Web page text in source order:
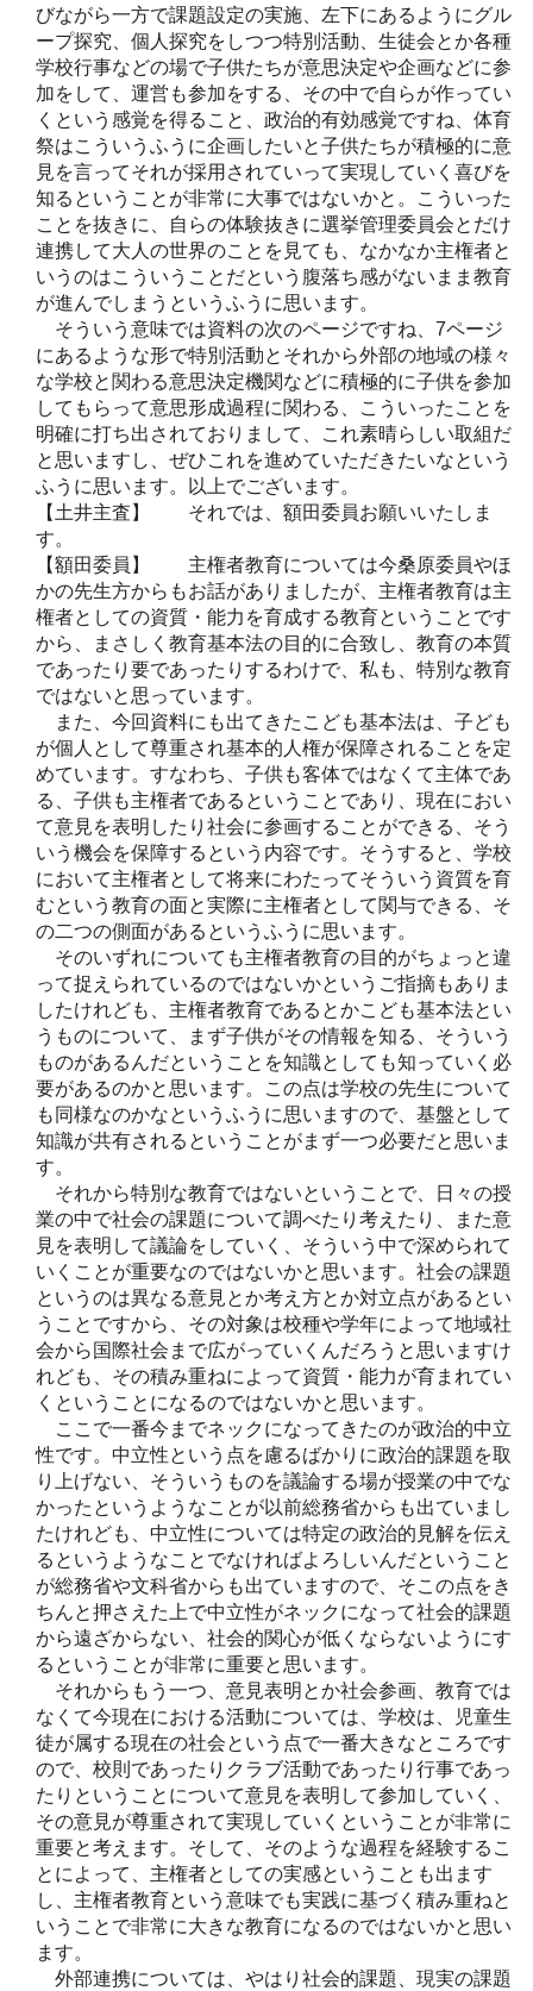
びながら一方で課題設定の実施、左下にあるようにグル
ープ探究、個人探究をしつつ特別活動、生徒会とか各種
学校行事などの場で子供たちが意思決定や企画などに参
加をして、運営も参加をする、その中で自らが作ってい
くという感覚を得ること、政治的有効感覚ですね、体育
祭はこういうふうに企画したいと子供たちが積極的に意
見を言ってそれが採用されていって実現していく喜びを
知るということが非常に大事ではないかと。こういった
ことを抜きに、自らの体験抜きに選挙管理委員会とだけ
連携して大人の世界のことを見ても、なかなか主権者と
いうのはこういうことだという腹落ち感がないまま教育
が進んでしまうというふうに思います。
そういう意味では資料の次のページですね、7ページ
にあるような形で特別活動とそれから外部の地域の様々
な学校と関わる意思決定機関などに積極的に子供を参加
してもらって意思形成過程に関わる、こういったことを
明確に打ち出されておりまして、これ素晴らしい取組だ
と思いますし、ぜひこれを進めていただきたいなという
ふうに思います。以上でございます。
【土井主査】 それでは、額田委員お願いいたしま
す。
【額田委員】 主権者教育については今桑原委員やほ
かの先生方からもお話がありましたが、主権者教育は主
権者としての資質・能力を育成する教育ということです
から、まさしく教育基本法の目的に合致し、教育の本質
であったり要であったりするわけで、私も、特別な教育
ではないと思っています。
また、今回資料にも出てきたこども基本法は、子ども
が個人として尊重され基本的人権が保障されることを定
めています。すなわち、子供も客体ではなくて主体であ
る、子供も主権者であるということであり、現在におい
て意見を表明したり社会に参画することができる、そう
いう機会を保障するという内容です。そうすると、学校
において主権者として将来にわたってそういう資質を育
むという教育の面と実際に主権者として関与できる、そ
の二つの側面があるというふうに思います。
そのいずれについても主権者教育の目的がちょっと違
って捉えられているのではないかというご指摘もありま
したけれども、主権者教育であるとかこども基本法とい
うものについて、まず子供がその情報を知る、そういう
ものがあるんだということを知識としても知っていく必
要があるのかと思います。この点は学校の先生について
も同様なのかなというふうに思いますので、基盤として
知識が共有されるということがまず一つ必要だと思いま
す。
それから特別な教育ではないということで、日々の授
業の中で社会の課題について調べたり考えたり、また意
見を表明して議論をしていく、そういう中で深められて
いくことが重要なのではないかと思います。社会の課題
というのは異なる意見とか考え方とか対立点があるとい
うことですから、その対象は校種や学年によって地域社
会から国際社会まで広がっていくんだろうと思いますけ
れども、その積み重ねによって資質・能力が育まれてい
くということになるのではないかと思います。
ここで一番今までネックになってきたのが政治的中立
性です。中立性という点を慮るばかりに政治的課題を取
り上げない、そういうものを議論する場が授業の中でな
かったというようなことが以前総務省からも出ていまし
たけれども、中立性については特定の政治的見解を伝え
るというようなことでなければよろしいんだということ
が総務省や文科省からも出ていますので、そこの点をき
ちんと押さえた上で中立性がネックになって社会的課題
から遠ざからない、社会的関心が低くならないようにす
るということが非常に重要と思います。
それからもう一つ、意見表明とか社会参画、教育では
なくて今現在における活動については、学校は、児童生
徒が属する現在の社会という点で一番大きなところです
ので、校則であったりクラブ活動であったり行事であっ
たりということについて意見を表明して参加していく、
その意見が尊重されて実現していくということが非常に
重要と考えます。そして、そのような過程を経験するこ
とによって、主権者としての実感ということも出ます
し、主権者教育という意味でも実践に基づく積み重ねと
いうことで非常に大きな教育になるのではないかと思い
ます。
外部連携については、やはり社会的課題、現実の課題